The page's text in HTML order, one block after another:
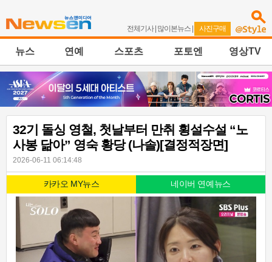
전체기사| 많이본뉴스 | 사진구매
뉴스 연예 스포츠 포토엔 영상TV
32기 돌싱 영철, 첫날부터 만취 횡설수설 “노
사봉 닮아” 영숙 황당 (나솔)[결정적장면]
2026-06-11 06:14:48
카카오 MY뉴스 네이버 연예뉴스